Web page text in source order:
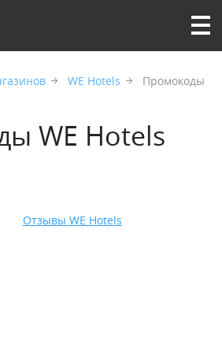
WE Hotels Промокоды
WE Hotels
Отзывы WE Hotels